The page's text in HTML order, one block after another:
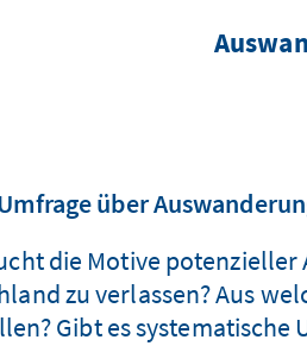
über
die Motive
zu verlassen? Aus
Gibt es